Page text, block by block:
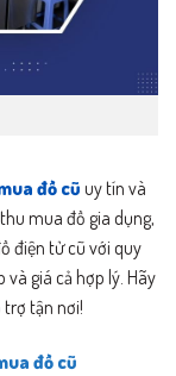
đồ cũuy tín và
mua đồ gia dụng,
điện tử cũ với quy
giá cả hợp lý. Hãy
trợ tận nơi!
đồ cũ